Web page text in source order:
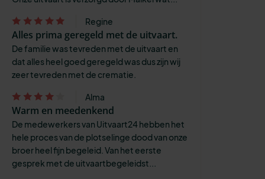
Regine
Alles prima geregeld met de uitvaart.
De familie was tevreden met de uitvaart en
dat alles heel goed geregeld was dus zijn wij
zeer tevreden met de crematie.
Alma
Warm en meedenkend
De medewerkers van Uitvaart24 hebben het
hele proces van de plotselinge dood van onze
broer heel fijn begeleid. Van het eerste
gesprek met de uitvaartbegeleidst...